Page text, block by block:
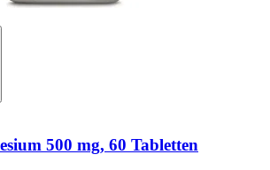
500 mg, 60 Tabletten